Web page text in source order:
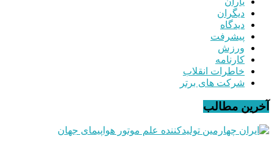
دیگران
دیدگاه
پیشرفت
ورزش
کارنامه
خاطرات انقلاب
شرکت های برتر
آخرین مطالب